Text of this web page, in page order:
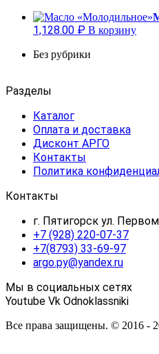
1,128.00 ₽ В корзину
Без рубрики
Разделы
Каталог
Оплата и доставка
Дисконт АРГО
Контакты
Политика
Контакты
г. Пятигорск ул.
+7 (928) 220-07-37
+7(8793) 33-69-97
argo.py@yandex.ru
Мы в социальных сетях
Youtube Vk Odnoklassniki
Все права защищены. © 2016 -